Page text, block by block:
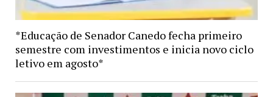
*Educação de Senador Canedo fecha primeiro
semestre com investimentos e inicia novo ciclo
letivo em agosto*